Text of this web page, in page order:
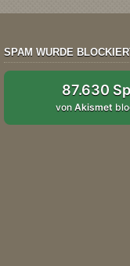
SPAM WURDE
87.630
vonAkismet